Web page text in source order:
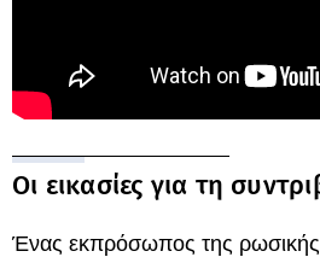
Οι εικασίες για τη
Ένας εκπρόσωπος της ρωσικής